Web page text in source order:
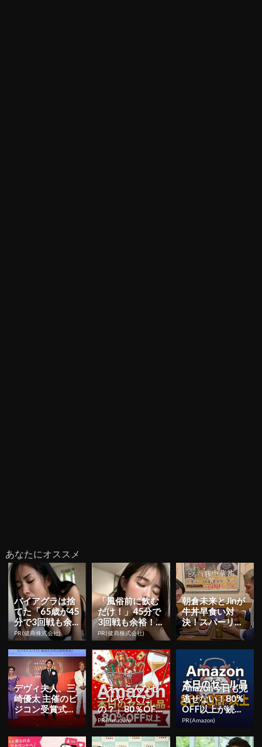
あなたにオススメ
バイアグラは捨
てた「65歳が45
分で3回戦も余
裕」980円で朝
まで絶好調！
PR(健商株式会社)
「風俗前に飲む
だけ！」45分で
3回戦も余裕！1
日31円で朝まで
絶好調
PR(健商株式会社)
朝倉未来とJinが
牛丼早食い対
決！スパーリン
グで敗れたJinは
雪辱を果たせる
デヴィ夫人、三
崎優太 主催のビ
ジコン受賞式で
若者にエール
「目的、目標、
使命感を持...
「え、こんなセ
ールやってた
の？」80％OFF
以上が続々登
場！Amazonの本
気が...
PR(Amazon)
Amazon今日も見
逃せない！80%
OFF以上が続々
登場
PR(Amazon)